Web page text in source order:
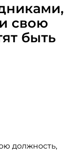
свою
быть
должность,